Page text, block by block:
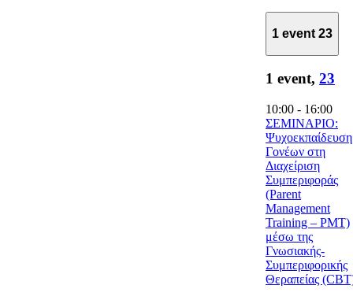
1 event 23
1 event, 23
10:00 - 16:00
ΣΕΜΙΝΑΡΙΟ:
Ψυχοεκπαίδευση
Γονέων στη
Διαχείριση
Συμπεριφοράς
(Parent
Management
Training – PMT)
μέσω της
Γνωσιακής-
Συμπεριφορικής
Θεραπείας